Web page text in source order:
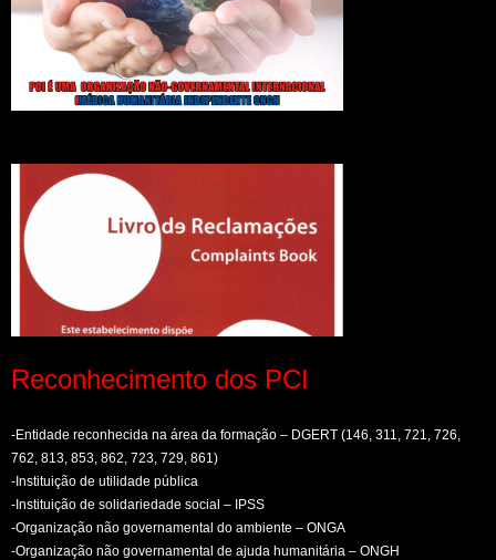
Reconhecimento dos PCI
-Entidade reconhecida na área da formação – DGERT (146, 311, 721, 726,
762, 813, 853, 862, 723, 729, 861)
-Instituição de utilidade pública
-Instituição de solidariedade social – IPSS
-Organização não governamental do ambiente – ONGA
-Organização não governamental de ajuda humanitária – ONGH